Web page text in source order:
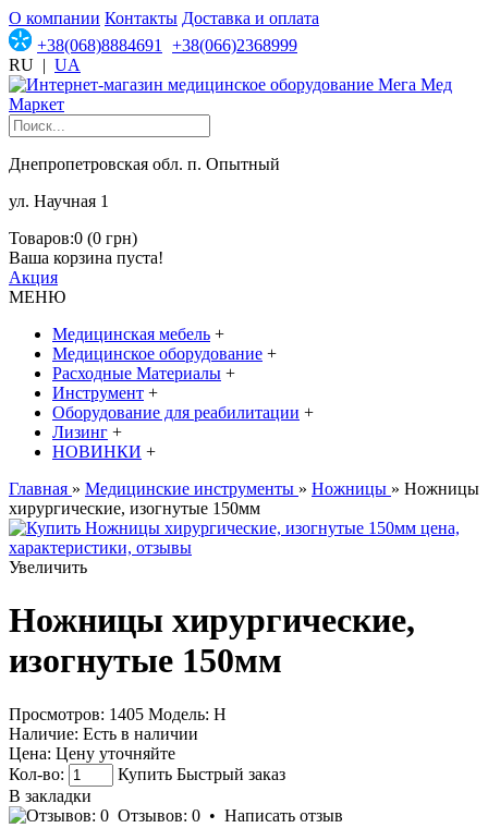
О компании Контакты Доставка и оплата
+38(068)8884691
+38(066)2368999
RU | UA
Днепропетровская обл. п. Опытный
ул. Научная 1
Товаров:0 (0 грн)
Ваша корзина пуста!
Акция
МЕНЮ
Медицинская мебель +
Медицинское оборудование +
Расходные Материалы +
Инструмент +
Оборудование для реабилитации +
Лизинг +
НОВИНКИ +
Главная » Медицинские инструменты » Ножницы » Ножницы
хирургические, изогнутые 150мм
Увеличить
Ножницы хирургические,
изогнутые 150мм
Просмотров: 1405 Модель: Н
Наличие: Есть в наличии
Цена: Цену уточняйте
Кол-во:
Купить Быстрый заказ
В закладки
Отзывов: 0 • Написать отзыв